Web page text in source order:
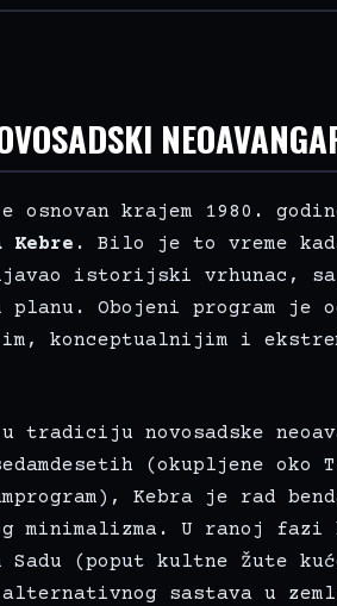
osnovan krajem 1980.
Kebre . Bilo je to vreme
istorijski vrhunac, sa
planu. Obojeni program je
konceptualnijim i
u tradiciju novosadske
(okupljene
Kebra je rad
minimalizma. U ranoj fazi
Sadu (poput kultne Žute
sastava u